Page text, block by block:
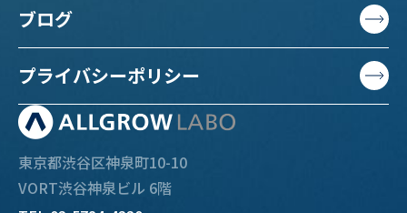
ブログ
プライバシーポリシー
東京都渋谷区神泉町10-10
VORT渋谷神泉ビル 6階